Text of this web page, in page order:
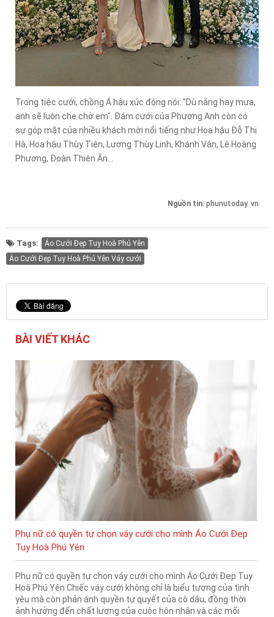
Trong tiệc cưới, chồng Á hậu xúc động nói: "Dù nắng hay mưa,
anh sẽ luôn che chở em". Đám cưới của Phương Anh còn có
sự góp mặt của nhiều khách mời nổi tiếng như Hoa hậu Đỗ Thị
Hà, Hoa hậu Thùy Tiên, Lương Thùy Linh, Khánh Vân, Lê Hoàng
Phương, Đoàn Thiên Ân...
Nguồn tin: phunutoday. vn
Tags:
Áo Cưới Đẹp Tuy Hoà Phú Yên
Áo Cưới Đẹp Tuy Hoà Phú Yên Váy cưới
BÀI VIẾT KHÁC
Phụ nữ có quyền tự chọn váy cưới cho mình Áo Cưới Đẹp
Tuy Hoà Phú Yên
Phụ nữ có quyền tự chọn váy cưới cho mình Áo Cưới Đẹp Tuy
Hoà Phú Yên Chiếc váy cưới không chỉ là biểu tượng của tình
yêu mà còn phản ánh quyền tự quyết của cô dâu, đồng thời
ảnh hưởng đến chất lượng của cuộc hôn nhân và các mối